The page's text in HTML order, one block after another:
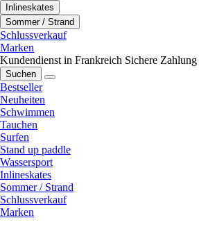
Inlineskates
Sommer / Strand
Schlussverkauf
Marken
Kundendienst in Frankreich Sichere Zahlung
Suchen
Bestseller
Neuheiten
Schwimmen
Tauchen
Surfen
Stand up paddle
Wassersport
Inlineskates
Sommer / Strand
Schlussverkauf
Marken